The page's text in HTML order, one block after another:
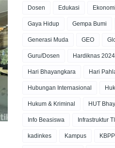
Dosen Edukasi Ekonomi
Gaya Hidup Gempa Bumi
Generasi Muda GEO
Guru/Dosen Hardiknas 2024
Hari Bhayangkara Hari
Hubungan Internasional
Hukum & Kriminal HUT
Info Beasiswa Infrastruktur
kadinkes Kampus